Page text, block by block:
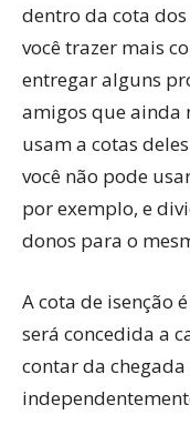
dentro da cota
você trazer mais
entregar alguns
amigos que ainda
usam a cotas
você não pode
por exemplo, e
donos para o
A cota de isenção
será concedida a
contar da